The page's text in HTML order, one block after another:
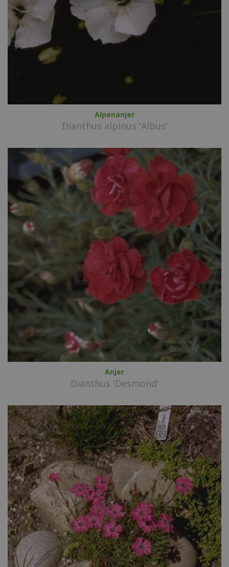
Alpenanjer
Dianthus alpinus 'Albus'
Anjer
Dianthus 'Desmond'